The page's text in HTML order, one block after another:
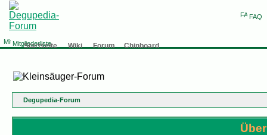
FAQ
Mitgliederliste
Startseite Wiki Forum Chinboard
Degupedia-Forum